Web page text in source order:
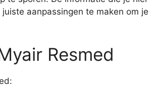
aanpassingen te maken om je
Resmed